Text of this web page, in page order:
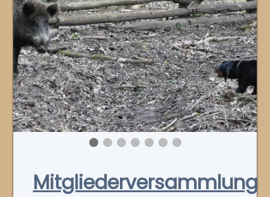
Mitgliederversammlung